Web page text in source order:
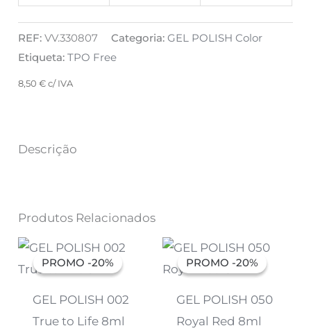
REF:VV.330807 Categoria:GEL POLISH Color
Etiqueta:TPO Free
8,50€ c/ IVA
Descrição
Produtos Relacionados
PROMO -20%
PROMO -20%
GEL POLISH 002
True to Life 8ml
O
preço
original
6,91 €.
O
preço
atual
5,53 €.
PROMO -20%
PROMO -20%
GEL POLISH 050
Royal Red 8ml
O
preço
original
6,91 €.
O
preço
atual
5,53 €.